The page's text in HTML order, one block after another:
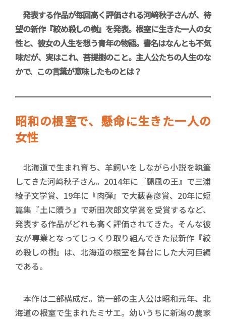
発表する作品が毎回高く評価される河﨑秋子さんが、待
望の新作『絞め殺しの樹』を発表。根室に生きた一人の女
性と、彼女の人生を想う青年の物語。書名はなんとも不気
味だが、実はこれ、菩提樹のこと。主人公たちの人生のな
かで、この言葉が意味したものとは？
昭和の根室で、懸命に生きた一人の
女性
北海道で生まれ育ち、羊飼いをしながら小説を執筆
してきた河﨑秋子さん。2014年に『颶風の王』で三浦
綾子文学賞、19年に『肉弾』で大藪春彦賞、20年に短
篇集『土に贖う』で新田次郎文学賞を受賞するなど、
発表する作品がどれも高く評価されてきた。そんな彼
女が専業となってじっくり取り組んできた最新作『絞
め殺しの樹』は、北海道の根室を舞台にした大河巨編
である。
本作は二部構成だ。第一部の主人公は昭和元年、北
海道の根室で生まれたミサエ。幼いうちに新潟の農家